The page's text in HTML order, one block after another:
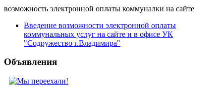
возможность электронной оплаты коммуналки на сайте
Введение возможности электронной оплаты
коммунальных услуг на сайте и в офисе УК
"Содружество г.Владимира"
Объявления